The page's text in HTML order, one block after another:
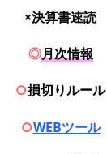
×決算書速読
◎月次情報
○損切りルール
○WEBツール